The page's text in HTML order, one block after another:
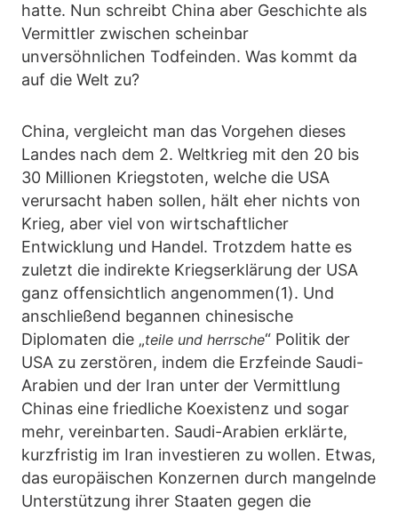
hatte. Nun schreibt China aber Geschichte als
Vermittler zwischen scheinbar
unversöhnlichen Todfeinden. Was kommt da
auf die Welt zu?
China, vergleicht man das Vorgehen dieses
Landes nach dem 2. Weltkrieg mit den 20 bis
30 Millionen Kriegstoten, welche die USA
verursacht haben sollen, hält eher nichts von
Krieg, aber viel von wirtschaftlicher
Entwicklung und Handel. Trotzdem hatte es
zuletzt die indirekte Kriegserklärung der USA
ganz offensichtlich angenommen(1). Und
anschließend begannen chinesische
Diplomaten die „teile und herrsche“ Politik der
USA zu zerstören, indem die Erzfeinde Saudi-
Arabien und der Iran unter der Vermittlung
Chinas eine friedliche Koexistenz und sogar
mehr, vereinbarten. Saudi-Arabien erklärte,
kurzfristig im Iran investieren zu wollen. Etwas,
das europäischen Konzernen durch mangelnde
Unterstützung ihrer Staaten gegen die